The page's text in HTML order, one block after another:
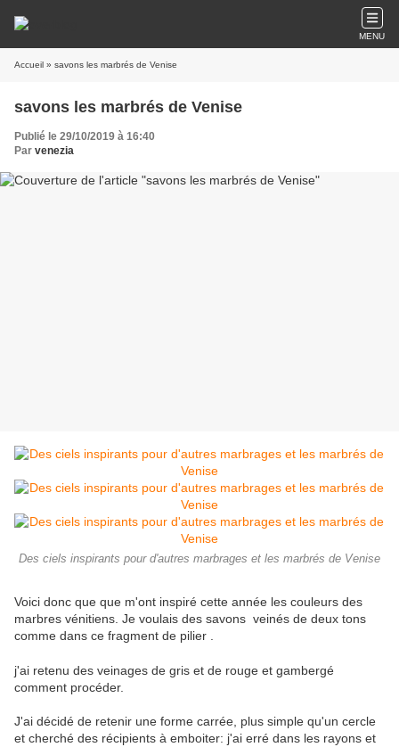
MENU
Accueil » savons les marbrés de Venise
savons les marbrés de Venise
Publié le 29/10/2019 à 16:40
Par venezia
Des ciels inspirants pour d'autres marbrages et les marbrés de Venise
Voici donc que que m'ont inspiré cette année les couleurs des
marbres vénitiens. Je voulais des savons veinés de deux tons
comme dans ce fragment de pilier .
j'ai retenu des veinages de gris et de rouge et gambergé
comment procéder.
J'ai décidé de retenir une forme carrée, plus simple qu'un cercle
et cherché des récipients à emboiter: j'ai erré dans les rayons et